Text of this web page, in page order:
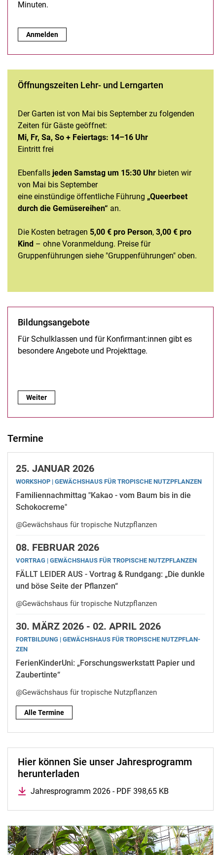
Minuten.
Gruppenführungen:
Anmelden
Öffnungszeiten Lehr- und Lerngarten
Der Garten ist von Mai bis September zu folgenden
Zeiten für Gäste geöffnet:
Mi, Fr, Sa, So + Feiertags: 14–16 Uhr
Eintritt frei
Ebenfalls jeden Samstag um 15:30 Uhr bieten wir
von Mai bis September
eine einstündige öffentliche Führung „Queerbeet
durch die Gemüsereihen“ an.
Die Kosten betragen 5,00 € pro Person, 3,00 € pro
Kind – ohne Voranmeldung. Preise für
Gruppenführungen siehe "Gruppenführungen" oben.
Bildungsangebote
Für Schulklassen und für Konfirmant:innen gibt es
besondere Angebote und Projekttage.
Bildungsangebote :
Weiter
Termine
25. JANUAR 2026
WORKSHOP | GE­WÄCHS­HAUS FÜR TRO­PI­SCHE NUTZ­PFLAN­ZEN
Familiennachmittag "Kakao - vom Baum bis in die
Schokocreme"
@Gewächshaus für tropische Nutzpflanzen
08. FEBRUAR 2026
VORTRAG | GE­WÄCHS­HAUS FÜR TRO­PI­SCHE NUTZ­PFLAN­ZEN
FÄLLT LEIDER AUS - Vortrag & Rundgang: „Die dunkle
und böse Seite der Pflanzen“
@Gewächshaus für tropische Nutzpflanzen
30. MÄRZ 2026 - 02. APRIL 2026
FORTBILDUNG | GE­WÄCHS­HAUS FÜR TRO­PI­SCHE NUTZ­PFLAN­
ZEN
FerienKinderUni: „Forschungswerkstatt Papier und
Zaubertinte“
@Gewächshaus für tropische Nutzpflanzen
Alle Termine
Hier können Sie unser Jahresprogramm
herunterladen
Jahresprogramm 2026 - PDF 398,65 KB